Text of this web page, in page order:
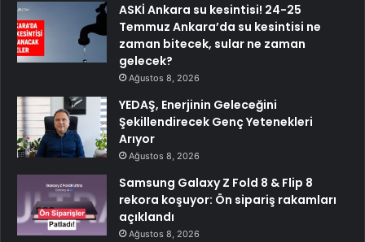
ASKİ Ankara su kesintisi! 24-25
Temmuz Ankara’da su kesintisi ne
zaman bitecek, sular ne zaman
gelecek?
Ağustos 8, 2026
YEDAŞ, Enerjinin Geleceğini
Şekillendirecek Genç Yetenekleri
Arıyor
Ağustos 8, 2026
Samsung Galaxy Z Fold 8 & Flip 8
rekora koşuyor: Ön sipariş rakamları
açıklandı
Ağustos 8, 2026